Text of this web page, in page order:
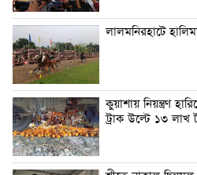
লালমনিরহাটে
কুয়াশায় নিয়ন্ত্রণ
ট্রাক উল্টে ১৩ লাখ